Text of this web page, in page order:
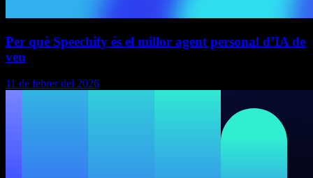
Per què Speechify és el millor agent personal d’IA de
veu
11 de febrer del 2026